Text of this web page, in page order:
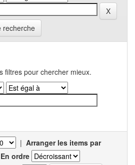
recherche
filtres pour chercher mieux.
| Arranger les items par
En ordre